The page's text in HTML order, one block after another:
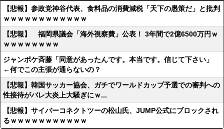
【悲報】参政党神谷代表、食料品の消費減税「天下の愚策だ」と批判
ｗｗｗｗｗｗｗｗｗｗｗｗ
【悲報】 福岡県議会「海外視察費」公表！ 3年間で2億6500万円ｗ
ｗｗｗｗｗｗｗｗ
ジャンポケ斉藤「同意があったんです。本当です。信じて下さい」
←何でこの主張が通らないの？
【悲報】韓国サッカー協会、ガチでワールドカップ予選での審判への
性接待がバレ大炎上大騒ぎにｗ...
【悲報】サイバーコネクトツーの松山氏、JUMP公式にブロックされ
るｗｗｗｗｗｗｗｗｗｗｗ